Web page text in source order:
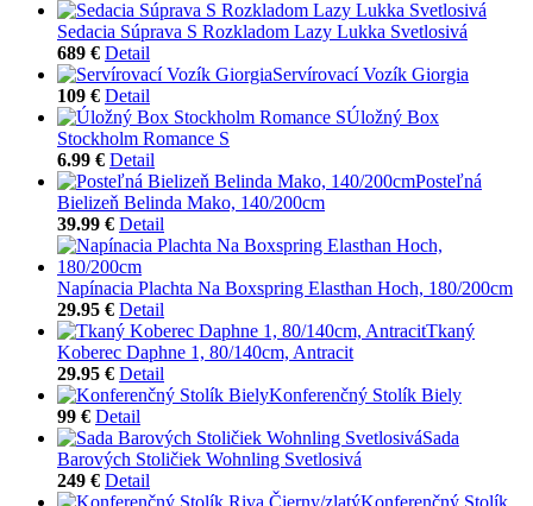
Sedacia Súprava S Rozkladom Lazy Lukka Svetlosivá
689 € Detail
Servírovací Vozík Giorgia
109 € Detail
Úložný Box
Stockholm Romance S
6.99 € Detail
Posteľná
Bielizeň Belinda Mako, 140/200cm
39.99 € Detail
Napínacia Plachta Na Boxspring Elasthan Hoch, 180/200cm
29.95 € Detail
Tkaný
Koberec Daphne 1, 80/140cm, Antracit
29.95 € Detail
Konferenčný Stolík Biely
99 € Detail
Sada
Barových Stoličiek Wohnling Svetlosivá
249 € Detail
Konferenčný Stolík